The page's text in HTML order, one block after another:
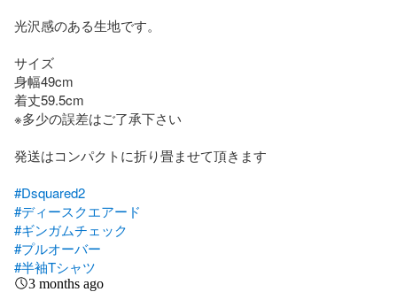
光沢感のある生地です。
サイズ
身幅49cm
着丈59.5cm
※多少の誤差はご了承下さい
発送はコンパクトに折り畳ませて頂きます
#Dsquared2
#ディースクエアード
#ギンガムチェック
#プルオーバー
#半袖Tシャツ
3 months ago